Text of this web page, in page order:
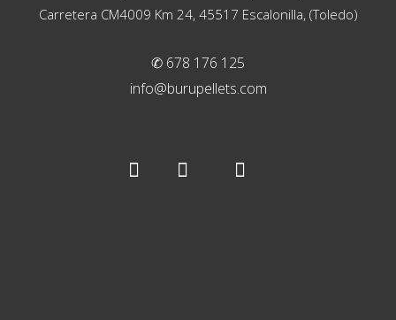
Carretera CM4009 Km 24, 45517 Escalonilla, (Toledo)
✆ 678 176 125
info@burupellets.com